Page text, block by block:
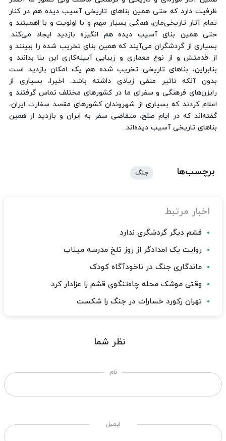
ظرفیت دارد که حتی همین بناهای تاریخی آسیب دیده هم در کنار
تمام آثار تاریخی‌مان، همگی بسیار مهم و با اولویت و با اهمیتند و
حتی همین بنای آسیب دیده هم انگیزه بازدید ایجاد می‌کند.
بسیاری از گردشگران می‌آیند که همین بنای تخریب شده را ببینند و
از قدمتش و از نوع معماری و زیبایی آیینه‌کاری این بنا بدانند و
بنابراین، بناهای تاریخی تخریب شده هم یک امکان بازدید است
بدون آنکه تاثیر منفی زیادی داشته باشد. اخیرا، بسیاری از
رایزن‌های فرهنگی و سفرای ما در کشورهای مختلف تماس گرفتند و
اعلام کردند که بسیاری از شهروندان کشورهای مقصد سفارت ایران،
گفته‌اند که در ایام صلح، متقاضی سفر به ایران و بازدید از همین
بناهای تاریخی آسیب دیده‌اند.
برچسب‌ها جنگ
اخبار مرتبط
قشم دیگر گردشگری ندارد
روایت یک امدادگر از روز تلخ مدرسه میناب
ماندگاری جنگ در ناخودآگاه کودک
وقتی موشک محله چاه‌تنگوی قشم را عزادار کرد
تهران رکورد خسارات در جنگ را شکست
نظر شما
نام
ایمیل